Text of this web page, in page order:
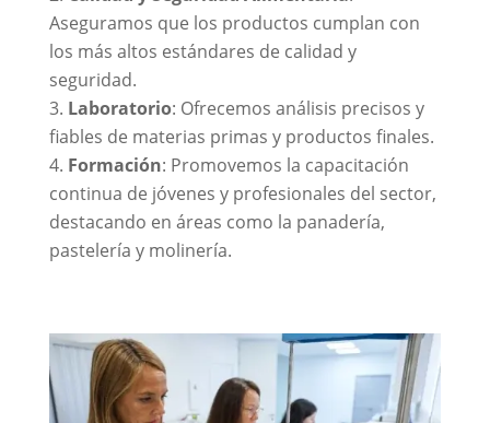
Aseguramos que los productos cumplan con
los más altos estándares de calidad y
seguridad.
Laboratorio: Ofrecemos análisis precisos y
fiables de materias primas y productos finales.
Formación: Promovemos la capacitación
continua de jóvenes y profesionales del sector,
destacando en áreas como la panadería,
pastelería y molinería.